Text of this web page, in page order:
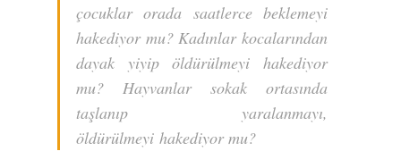
çocuklar orada saatlerce beklemeyi
hakediyor mu? Kadınlar kocalarından
dayak yiyip öldürülmeyi hakediyor
mu? Hayvanlar sokak ortasında
taşlanıp yaralanmayı,
öldürülmeyi hakediyor mu?